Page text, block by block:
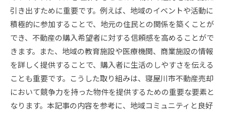
引き出すために重要です。例えば、地域のイベントや活動に
積極的に参加することで、地元の住民との関係を築くことが
でき、不動産の購入希望者に対する信頼感を高めることがで
きます。また、地域の教育施設や医療機関、商業施設の情報
を詳しく提供することで、購入者に生活のしやすさを伝える
ことも重要です。こうした取り組みは、寝屋川市不動産売却
において競争力を持った物件を提供するための重要な要素と
なります。本記事の内容を参考に、地域コミュニティと良好